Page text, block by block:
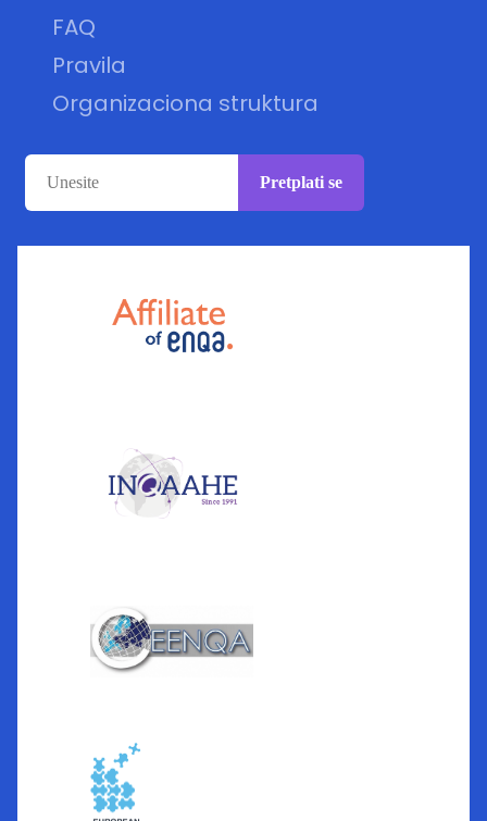
FAQ
Pravila
Organizaciona struktura
Pretplati se